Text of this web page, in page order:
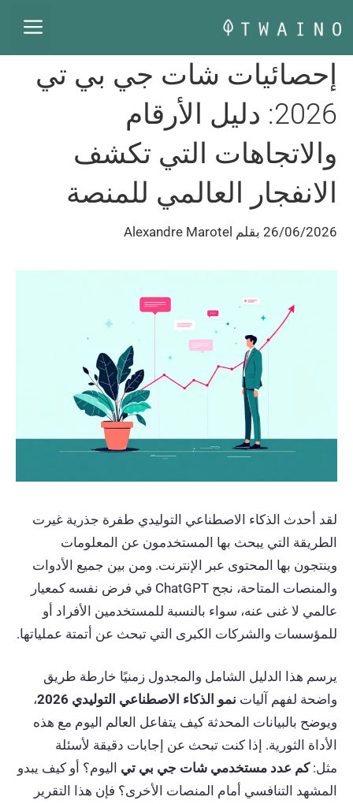
إلى
المحتوىإحصائيات شات جي بي تي
2026: دليل الأرقام
والاتجاهات التي تكشف
الانفجار العالمي للمنصة
26/06/2026 بقلم Alexandre Marotel
لقد أحدث الذكاء الاصطناعي التوليدي طفرة جذرية غيرت
الطريقة التي يبحث بها المستخدمون عن المعلومات
وينتجون بها المحتوى عبر الإنترنت. ومن بين جميع الأدوات
والمنصات المتاحة، نجح ChatGPT في فرض نفسه كمعيار
عالمي لا غنى عنه، سواء بالنسبة للمستخدمين الأفراد أو
للمؤسسات والشركات الكبرى التي تبحث عن أتمتة عملياتها.
يرسم هذا الدليل الشامل والمجدول زمنيًا خارطة طريق
واضحة لفهم آليات نمو الذكاء الاصطناعي التوليدي 2026
،
ويوضح بالبيانات المحدثة كيف يتفاعل العالم اليوم مع هذه
الأداة الثورية. إذا كنت تبحث عن إجابات دقيقة لأسئلة
مثل:كم عدد مستخدمي شات جي بي تي اليوم؟ أو كيف يبدو
المشهد التنافسي أمام المنصات الأخرى؟ فإن هذا التقرير